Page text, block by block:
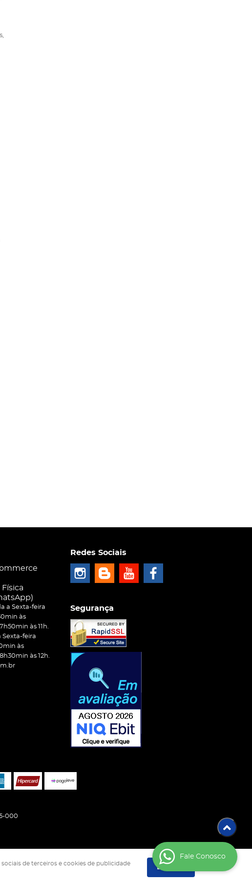
Física
a Sexta-feira
às
às 11h.
Sexta-feira
às
às 12h.
Redes Sociais
Segurança
000
de terceiros e cookies de publicidade
Entendi
Fale Conosco